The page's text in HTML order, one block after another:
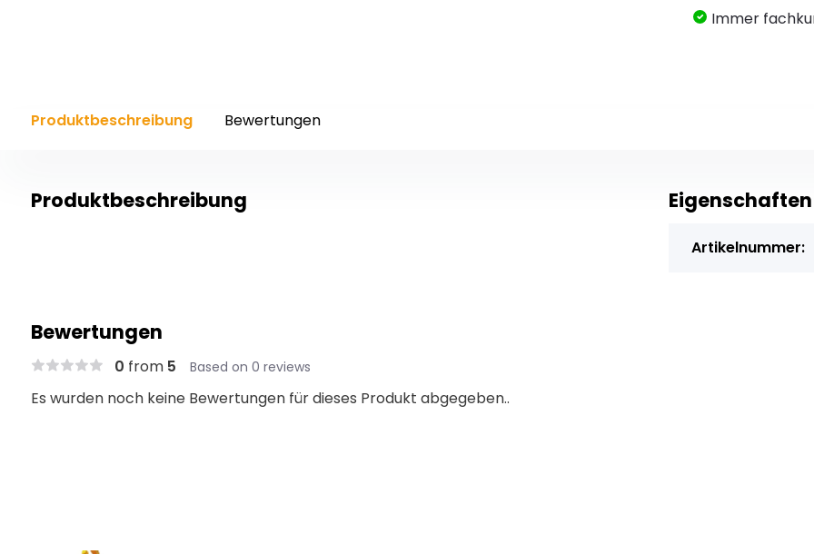
Immer
Produktbeschreibung Bewertungen
Produktbeschreibung Eigenschaften
Artikelnummer:
Bewertungen
0 from 5 Based on 0 reviews
Es wurden noch keine Bewertungen für dieses Produkt abgegeben..